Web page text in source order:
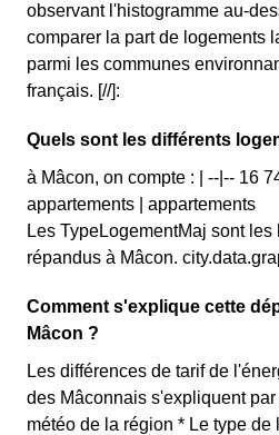
observant l'histogramme au-
comparer la part de logements
parmi les communes
français. [//]:
Quels sont les différents
à Mâcon, on compte : | --|-- 16
appartements | appartements
Les TypeLogementMaj sont
répandus à Mâcon.
Comment s'explique cette
Mâcon ?
Les différences de tarif de
des Mâconnais s'expliquent
météo de la région * Le type